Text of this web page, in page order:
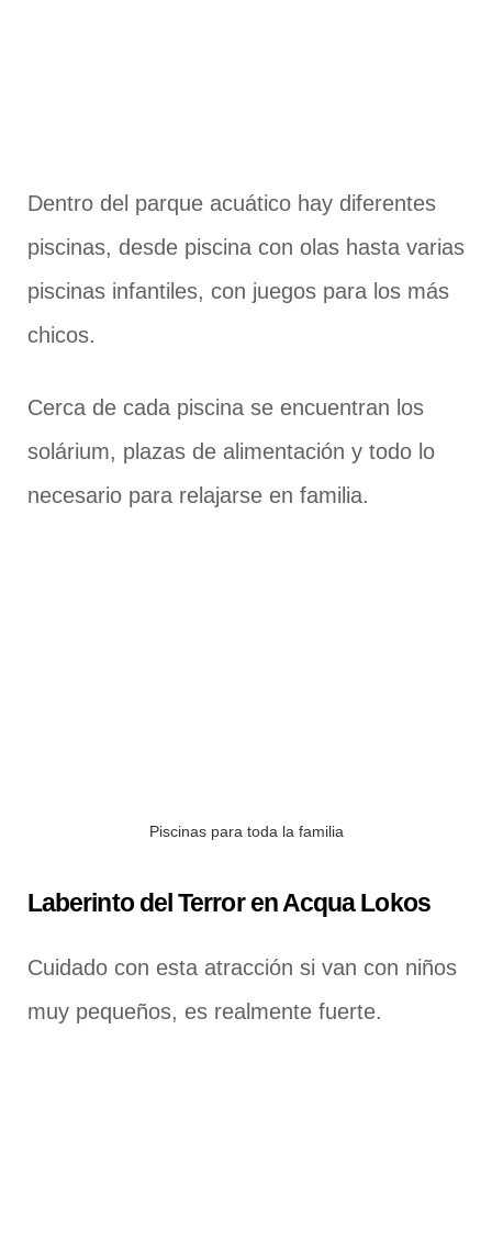
Dentro del parque acuático hay diferentes
piscinas, desde piscina con olas hasta varias
piscinas infantiles, con juegos para los más
chicos.
Cerca de cada piscina se encuentran los
solárium, plazas de alimentación y todo lo
necesario para relajarse en familia.
Piscinas para toda la familia
Laberinto del Terror en Acqua Lokos
Cuidado con esta atracción si van con niños
muy pequeños, es realmente fuerte.